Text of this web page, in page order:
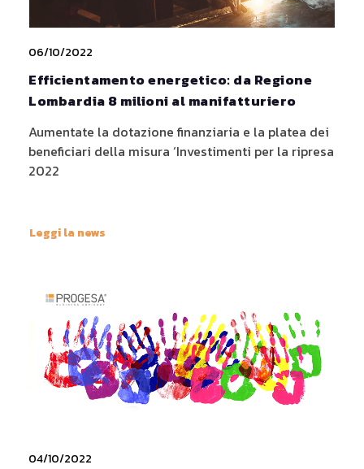
06/10/2022
Efficientamento energetico: da Regione
Lombardia 8 milioni al manifatturiero
Aumentate la dotazione finanziaria e la platea dei
beneficiari della misura ‘Investimenti per la ripresa
2022
Leggi la news
04/10/2022